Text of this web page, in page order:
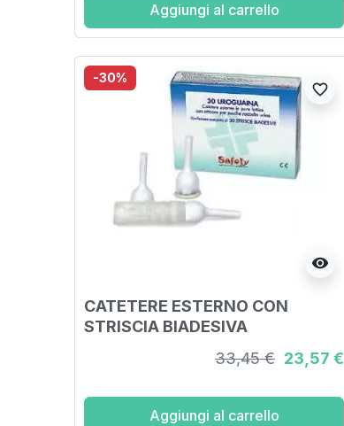
Aggiungi al carrello
-30%
visibility
favorite_border
CATETERE ESTERNO CON
STRISCIA BIADESIVA
33,45 € 23,57 €
Aggiungi al carrello